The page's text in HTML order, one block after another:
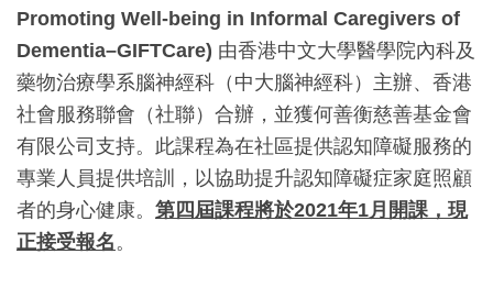
Promoting Well-being in Informal Caregivers of
Dementia–GIFTCare) 由香港中文大學醫學院內科及
藥物治療學系腦神經科（中大腦神經科）主辦、香港
社會服務聯會（社聯）合辦，並獲何善衡慈善基金會
有限公司支持。此課程為在社區提供認知障礙服務的
專業人員提供培訓，以協助提升認知障礙症家庭照顧
者的身心健康。 第四屆課程將於2021年1月開課，現
正接受報名。